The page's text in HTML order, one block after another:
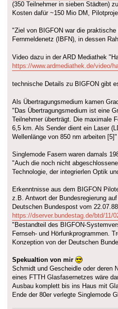
(350 Teilnehmer in sieben Städten)
Kosten dafür ~150 Mio DM,
"Ziel von BIGFON war die
Fernmeldenetz (IBFN), in dessen
Video dazu in der ARD Mediathek
https://www.ardmediathek.de/video/
technische Details zu BIGFON gibt
Als Übertragungsmedium kamen
"Das Übertragungsmedium ist eine
Teilnehmer überträgt. Die maximale
6,5 km. Als Sender dient ein Laser
Wellenlänge von 850 nm arbeiten [5]"
Singlemode Fasern waren damals
"Auch die noch nicht
Technologie, der integrierlen Optik
Erkenntnisse aus dem BIGFON
z.B. Antwort der Bundesregierung
Deutschen Bundespost vom 22.07.88
https://dserver.bundestag.de/btd/11/
"Bestandteil des BIGFON-
Fernseh- und Hörfunkprogrammen.
Konzeption von der Deutschen
Spekualtion von mir
Schmidt und Gescheidle oder deren
eines FTTH Glasfasernetzes wäre
Ausbau komplett bis ins Haus mit
Ende der 80er verlegte Singlemode